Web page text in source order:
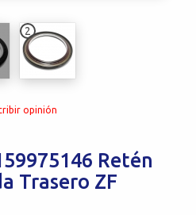
2
opinión
Retén
Trasero ZF